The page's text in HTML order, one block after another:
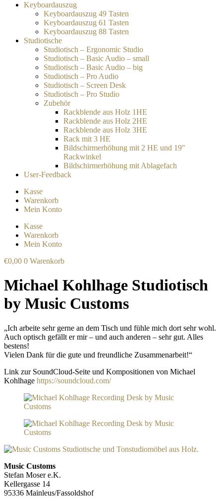
Keyboardauszug
Keyboardauszug 49 Tasten
Keyboardauszug 61 Tasten
Keyboardauszug 88 Tasten
Studiotische
Studiotisch – Ergonomic Studio
Studiotisch – Basic Audio – small
Studiotisch – Basic Audio – big
Studiotisch – Pro Audio
Studiotisch – Screen Desk
Studiotisch – Pro Studio
Zubehör
Rackblende aus Holz 1HE
Rackblende aus Holz 2HE
Rackblende aus Holz 3HE
Rack mit 3 HE
Bildschirmerhöhung mit 2 HE und 19″
Rackwinkel
Bildschirmerhöhung mit Ablagefach
User-Feedback
Kasse
Warenkorb
Mein Konto
Kasse
Warenkorb
Mein Konto
€0,00 0 Warenkorb
Michael Kohlhage Studiotisch
by Music Customs
„Ich arbeite sehr gerne an dem Tisch und fühle mich dort sehr wohl.
Auch optisch gefällt er mir – und auch anderen – sehr gut. Alles
bestens!
Vielen Dank für die gute und freundliche Zusammenarbeit!“
Link zur SoundCloud-Seite und Kompositionen von Michael
Kohlhage https://soundcloud.com/
Music Customs
Stefan Moser e.K.
Kellergasse 14
95336 Mainleus/Fassoldshof